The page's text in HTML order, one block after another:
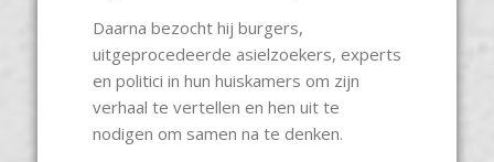
Daarna bezocht hij burgers,
uitgeprocedeerde asielzoekers, experts
en politici in hun huiskamers om zijn
verhaal te vertellen en hen uit te
nodigen om samen na te denken.